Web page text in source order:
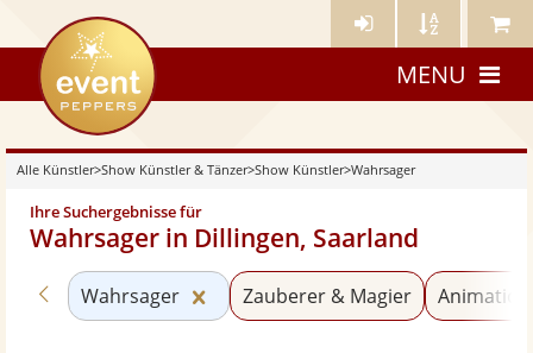
Künstler- Künstler Meine
eventpeppers
MENU
Alle Künstler>Show Künstler & Tänzer>Show Künstler>Wahrsager
Ihre Suchergebnisse für
Wahrsager in Dillingen, Saarland
Zurück zu «Show Künstler»
Wahrsager Kategorie «Wahrsager»
Zauberer & Magier